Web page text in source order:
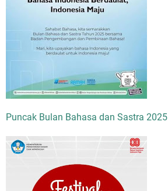
Puncak Bulan Bahasa dan Sastra 2025